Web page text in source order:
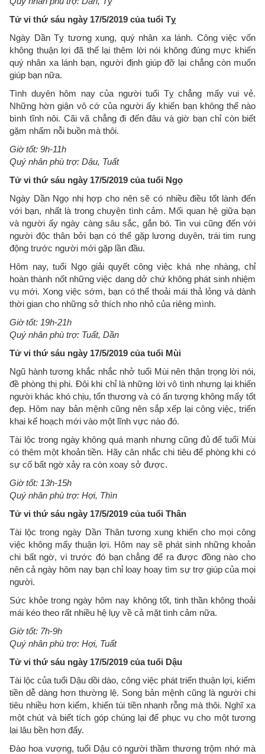
Tử vi thứ sáu ngày 17/5/2019 của tuổi Tỵ
Ngày Dần Tỵ tương xung, quý nhân xa lánh. Công việc vốn
không thuận lợi đã thế lại thêm lời nói không đúng mực khiến
quý nhân xa lánh bạn, người định giúp đỡ lại chẳng còn muốn
giúp bạn nữa.
Tình duyên hôm nay của người tuổi Tỵ chẳng mấy vui vẻ.
Những hờn giận vô cớ của người ấy khiến bạn không thể nào
bình tĩnh nôi. Cãi vã chẳng đi đến đâu và giờ bạn chỉ còn biết
gặm nhấm nỗi buồn mà thôi.
Giờ tốt: 9h-11h
Quý nhân phù trợ: Dậu, Tuất
Tử vi thứ sáu ngày 17/5/2019 của tuổi Ngọ
Ngày Dần Ngọ nhị hợp cho nên sẽ có nhiều điều tốt lành đến
với bạn, nhất là trong chuyện tình cảm. Mối quan hệ giữa bạn
và người ấy ngày càng sâu sắc, gắn bó. Tin vui cũng đến với
người độc thân bởi bạn có thể gặp lương duyên, trái tim rung
động trước người mới gặp lần đầu.
Hôm nay, tuổi Ngọ giải quyết công việc khá nhẹ nhàng, chỉ
hoàn thành nốt những việc dang dở chứ không phát sinh nhiệm
vụ mới. Xong việc sớm, bạn có thể thoải mái thả lỏng và dành
thời gian cho những sở thích nho nhỏ của riêng mình.
Giờ tốt: 19h-21h
Quý nhân phù trợ: Tuất, Dần
Tử vi thứ sáu ngày 17/5/2019 của tuổi Mùi
Ngũ hành tương khắc nhắc nhở tuổi Mùi nên thận trọng lời nói,
đề phòng thị phi. Đôi khi chỉ là những lời vô tình nhưng lại khiến
người khác khó chịu, tổn thương và có ấn tượng không mấy tốt
đẹp. Hôm nay bản mệnh cũng nên sắp xếp lại công việc, triển
khai kế hoạch mới vào một lĩnh vực nào đó.
Tài lộc trong ngày không quá mạnh nhưng cũng đủ để tuổi Mùi
có thêm một khoản tiền. Hãy cân nhắc chi tiêu để phòng khi có
sự cố bất ngờ xảy ra còn xoay sở được.
Giờ tốt: 13h-15h
Quý nhân phù trợ: Hợi, Thìn
Tử vi thứ sáu ngày 17/5/2019 của tuổi Thân
Tài lộc trong ngày Dần Thân tương xung khiến cho mọi công
việc không mấy thuận lợi. Hôm nay sẽ phát sinh những khoản
chi bất ngờ, vì trước đó bạn chẳng để ra được đồng nào cho
nên cả ngày hôm nay bạn chỉ loay hoay tìm sự trợ giúp của mọi
người.
Sức khỏe trong ngày hôm nay không tốt, tinh thần không thoải
mái kéo theo rất nhiều hệ lụy về cả mặt tình cảm nữa.
Giờ tốt: 7h-9h
Quý nhân phù trợ: Hợi, Tuất
Tử vi thứ sáu ngày 17/5/2019 của tuổi Dậu
Tài lộc của tuổi Dậu dồi dào, công việc phát triển thuận lợi, kiếm
tiền dễ dàng hơn thường lệ. Song bản mệnh cũng là người chi
tiêu nhiều hơn kiếm, khiến túi tiền nhanh rỗng mà thôi. Nghĩ xa
một chút và biết tích góp chúng lại để phục vụ cho một tương
lai lâu bền hơn đấy.
Đào hoa vượng, tuổi Dậu có người thầm thương trộm nhớ mà